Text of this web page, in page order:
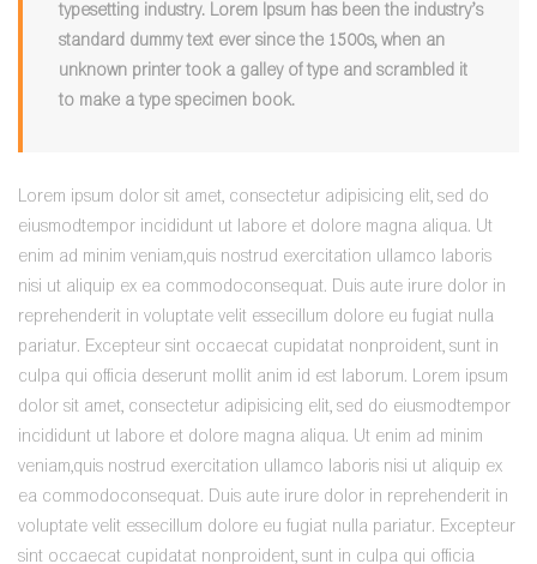
typesetting industry. Lorem Ipsum has been the industry’s
standard dummy text ever since the 1500s, when an
unknown printer took a galley of type and scrambled it
to make a type specimen book.
Lorem ipsum dolor sit amet, consectetur adipisicing elit, sed do
eiusmodtempor incididunt ut labore et dolore magna aliqua. Ut
enim ad minim veniam,quis nostrud exercitation ullamco laboris
nisi ut aliquip ex ea commodoconsequat. Duis aute irure dolor in
reprehenderit in voluptate velit essecillum dolore eu fugiat nulla
pariatur. Excepteur sint occaecat cupidatat nonproident, sunt in
culpa qui officia deserunt mollit anim id est laborum. Lorem ipsum
dolor sit amet, consectetur adipisicing elit, sed do eiusmodtempor
incididunt ut labore et dolore magna aliqua. Ut enim ad minim
veniam,quis nostrud exercitation ullamco laboris nisi ut aliquip ex
ea commodoconsequat. Duis aute irure dolor in reprehenderit in
voluptate velit essecillum dolore eu fugiat nulla pariatur. Excepteur
sint occaecat cupidatat nonproident, sunt in culpa qui officia